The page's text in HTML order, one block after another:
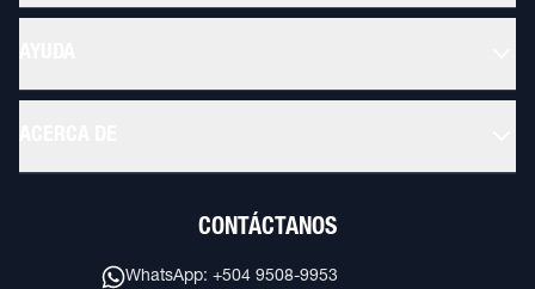
CONTÁCTANOS
WhatsApp: +504 9508-9953